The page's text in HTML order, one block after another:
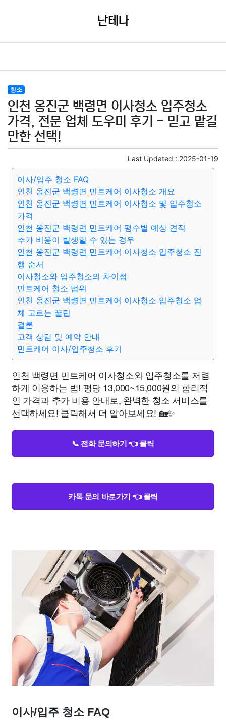
난테나
청소
인천 옹진군 백령면 이사청소 입주청소
가격, 전문 업체 도우미 후기 - 믿고 맡길
만한 선택!
Last Updated : 2025-01-19
이사/입주 청소 FAQ
인천 옹진군 백령면 민트케어 이사청소 개요
인천 옹진군 백령면 민트케어 이사청소 및 입주청소
가격
인천 옹진군 백령면 민트케어 평수별 예상 견적
추가 비용이 발생할 수 있는 경우
인천 옹진군 백령면 민트케어 이사청소 입주청소 진
행 순서
이사청소와 입주청소의 차이점
민트케어 청소 범위
인천 옹진군 백령면 민트케어 이사청소 입주청소 업
체 고르는 꿀팁
결론
고객 상담 및 예약 안내
민트케어 이사/입주청소 후기
인천 백령면 민트케어 이사청소와 입주청소를 저렴
하게 이용하는 법! 평당 13,000~15,000원의 합리적
인 가격과 추가 비용 안내로, 완벽한 청소 서비스를
선택하세요! 클릭해서 더 알아보세요! 🏡✨
📞 전화 문의하기 👈 클릭
카톡 문의 바로가기 👈 클릭
이사/입주 청소 FAQ